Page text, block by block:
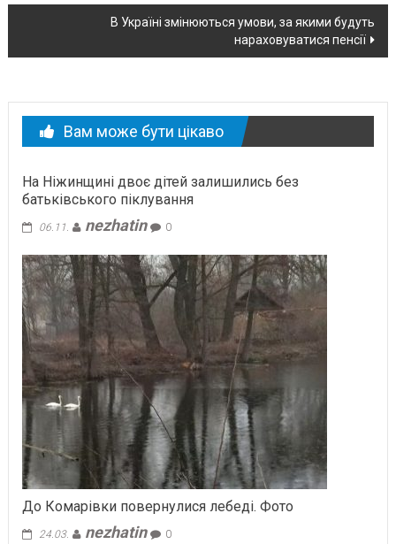
В Україні змінюються умови, за якими будуть
нараховуватися пенсії
Вам може бути цікаво
На Ніжинщині двоє дітей залишились без
батьківського піклування
06.11. nezhatin 0
До Комарівки повернулися лебеді. Фото
24.03. nezhatin 0